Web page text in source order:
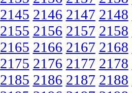
2145 2146 2147 2148
2155 2156 2157 2158
2165 2166 2167 2168
2175 2176 2177 2178
2185 2186 2187 2188